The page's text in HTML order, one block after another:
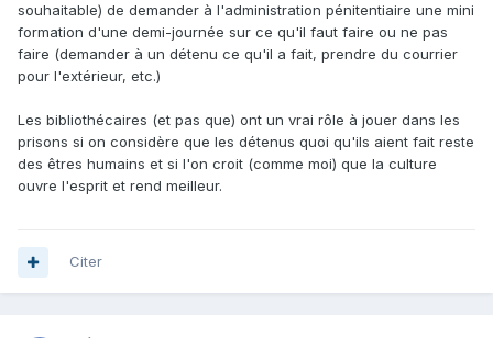
souhaitable) de demander à l'administration pénitentiaire une mini
formation d'une demi-journée sur ce qu'il faut faire ou ne pas
faire (demander à un détenu ce qu'il a fait, prendre du courrier
pour l'extérieur, etc.)
Les bibliothécaires (et pas que) ont un vrai rôle à jouer dans les
prisons si on considère que les détenus quoi qu'ils aient fait reste
des êtres humains et si l'on croit (comme moi) que la culture
ouvre l'esprit et rend meilleur.
Citer